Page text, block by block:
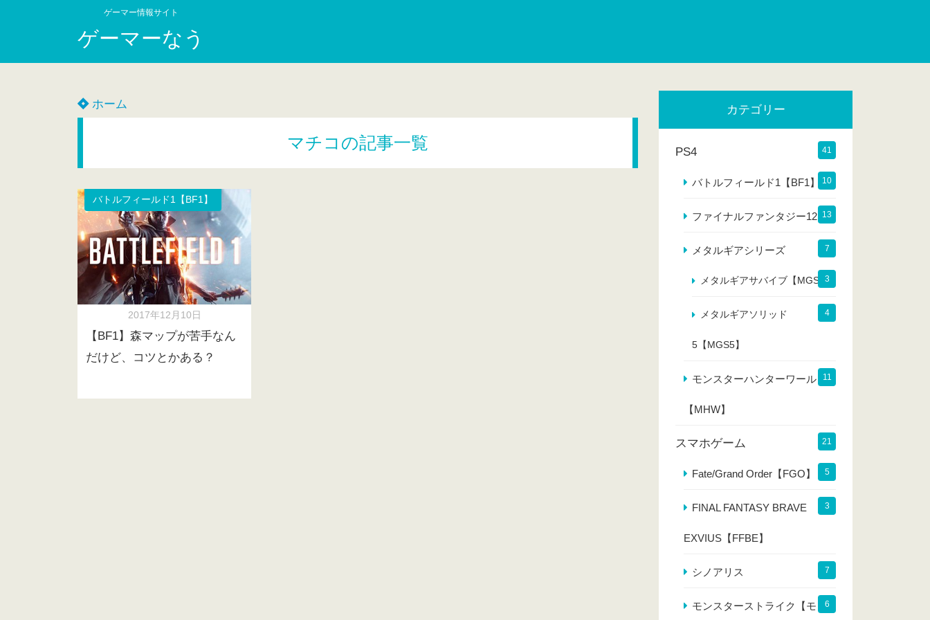
ゲーマー情報サイト
ゲーマーなう
ホーム
マチコの記事一覧
バトルフィールド1【BF1】
2017年12月10日
【BF1】森マップが苦手なん
だけど、コツとかある？
カテゴリー
PS4 41
バトルフィールド1【BF1】 10
ファイナルファンタジー12 13
メタルギアシリーズ 7
メタルギアサバイブ【MGS】
3
メタルギアソリッド
5【MGS5】
4
モンスターハンターワールド
【MHW】
11
スマホゲーム 21
Fate/Grand Order【FGO】 5
FINAL FANTASY BRAVE
EXVIUS【FFBE】
3
シノアリス 7
モンスターストライク【モン6